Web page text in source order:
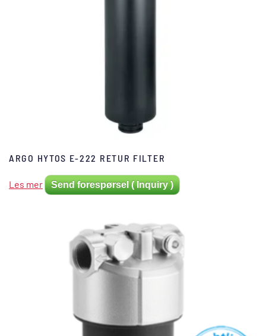
ARGO HYTOS E-222 RETUR FILTER
Les mer Send forespørsel ( Inquiry )